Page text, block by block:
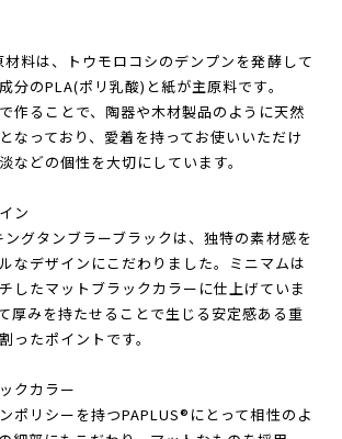
料は、トウモロコシのデンプンを発酵して
分のPLA(ポリ乳酸)と紙が主原料です。
作ることで、陶器や木材製品のように天然
などの個性を大切にしています。
ン
グタンブラーブラックは、独特の素材感を
なデザインにこだわりました。ミニマムは
したマットブラックカラーに仕上げていま
ったポイントです。
クカラー